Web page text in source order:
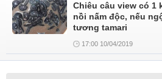
Chiêu câu view có 1
nồi nấm độc, nếu
tương tamari
17:00 10/04/2019